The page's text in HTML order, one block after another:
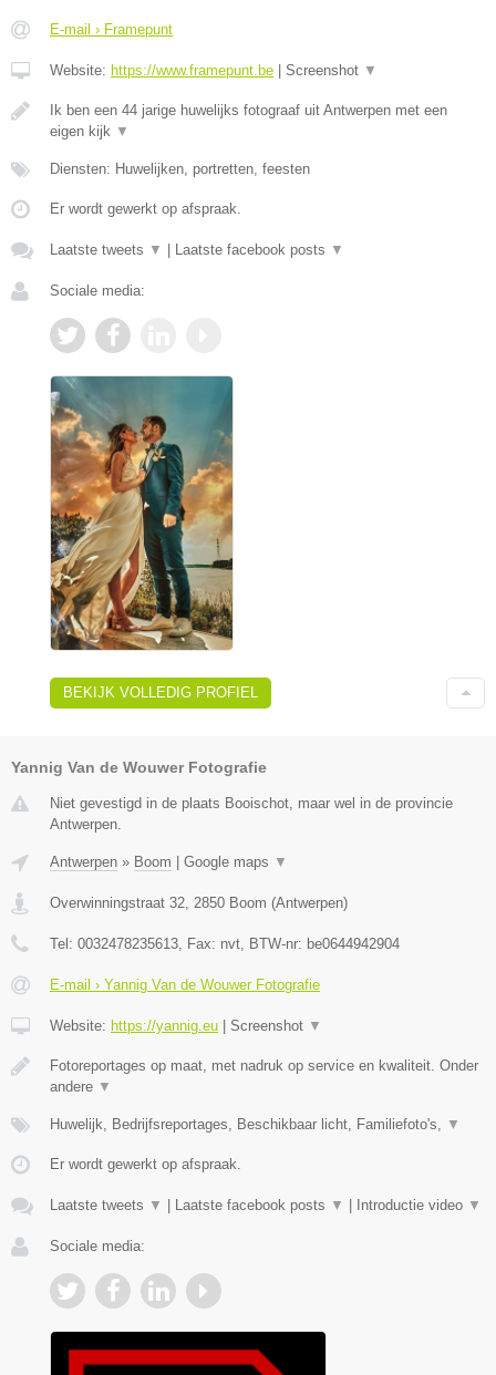
E-mail › Framepunt
Website: https://www.framepunt.be Screenshot ▼
Ik ben een 44 jarige huwelijks fotograaf uit Antwerpen met een
eigen kijk ▼
Diensten: Huwelijken, portretten, feesten
Er wordt gewerkt op afspraak.
Laatste tweets ▼ Laatste facebook posts ▼
Sociale media:
BEKIJK VOLLEDIG PROFIEL
Yannig Van de Wouwer Fotografie
Niet gevestigd in de plaats Booischot, maar wel in de provincie
Antwerpen.
Antwerpen » Boom Google maps ▼
Overwinningstraat 32, 2850 Boom (Antwerpen)
Tel: 0032478235613, Fax: nvt, BTW-nr: be0644942904
E-mail › Yannig Van de Wouwer Fotografie
Website: https://yannig.eu Screenshot ▼
Fotoreportages op maat, met nadruk op service en kwaliteit. Onder
andere ▼
Huwelijk, Bedrijfsreportages, Beschikbaar licht, Familiefoto's, ▼
Er wordt gewerkt op afspraak.
Laatste tweets ▼ Laatste facebook posts ▼ Introductie video ▼
Sociale media: